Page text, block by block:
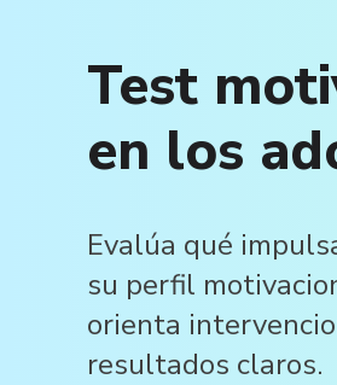
Test
en los
Evalúa qué
su perfil
orienta
resultados claros.